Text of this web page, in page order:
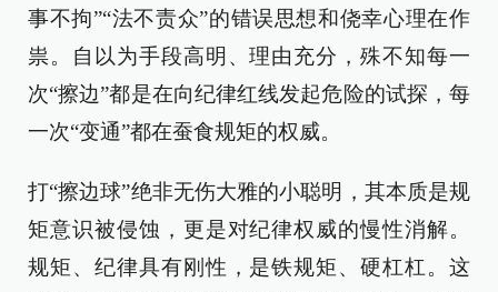
事不拘”“法不责众”的错误思想和侥幸心理在作
祟。自以为手段高明、理由充分，殊不知每一
次“擦边”都是在向纪律红线发起危险的试探，每
一次“变通”都在蚕食规矩的权威。
打“擦边球”绝非无伤大雅的小聪明，其本质是规
矩意识被侵蚀，更是对纪律权威的慢性消解。
规矩、纪律具有刚性，是铁规矩、硬杠杠。这